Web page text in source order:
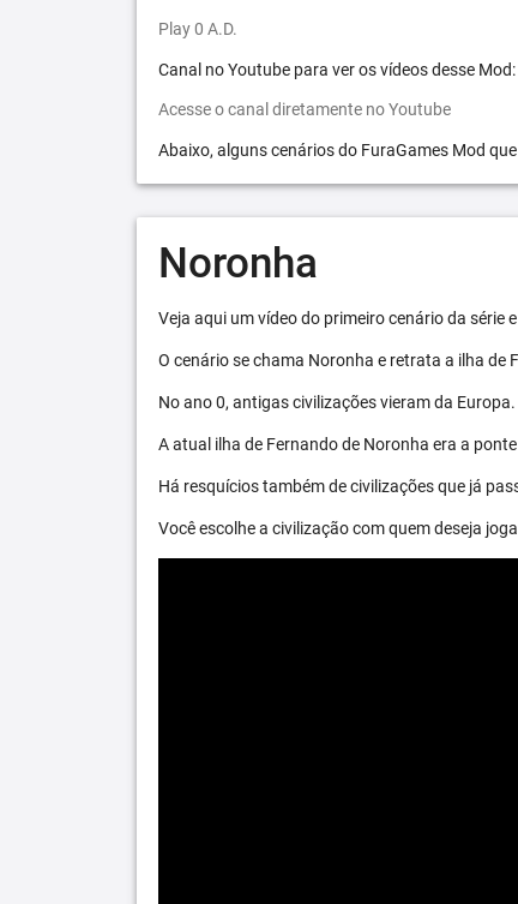
Play 0 A.D.
Canal no Youtube para ver os vídeos desse Mod:
Acesse o canal diretamente no Youtube
Abaixo, alguns cenários do FuraGames Mod
Noronha
Veja aqui um vídeo do primeiro cenário da série
O cenário se chama Noronha e retrata a ilha
No ano 0, antigas civilizações vieram da
A atual ilha de Fernando de Noronha era a
Há resquícios também de civilizações que já
Você escolhe a civilização com quem deseja